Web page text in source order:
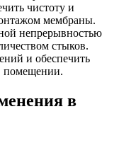
чистоту и
мембраны.
непрерывностью
стыков.
и обеспечить
помещении.
в